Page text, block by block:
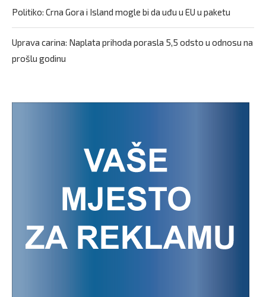
Politiko: Crna Gora i Island mogle bi da uđu u EU u paketu
Uprava carina: Naplata prihoda porasla 5,5 odsto u odnosu na
prošlu godinu